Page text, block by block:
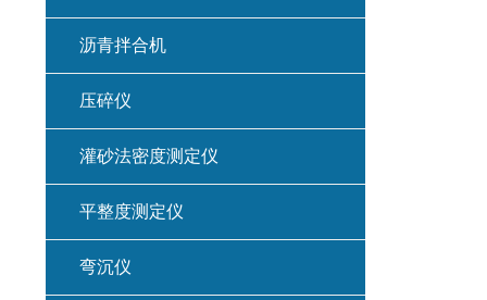
沥青拌合机
压碎仪
灌砂法密度测定仪
平整度测定仪
弯沉仪